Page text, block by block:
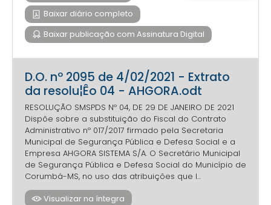
Baixar diário completo
Baixar publicação com Assinatura Digital
D.O. nº 2095 de 4/02/2021 - Extrato
da resolu¦Êo 04 - AHGORA.odt
RESOLUÇÃO SMSPDS Nº 04, DE 29 DE JANEIRO DE 2021
Dispõe sobre a substituição do Fiscal do Contrato
Administrativo nº 017/2017 firmado pela Secretaria
Municipal de Segurança Pública e Defesa Social e a
Empresa AHGORA SISTEMA S/A. O Secretário Municipal
de Segurança Pública e Defesa Social do Município de
Corumbá-MS, no uso das atribuições que l...
Visualizar na íntegra